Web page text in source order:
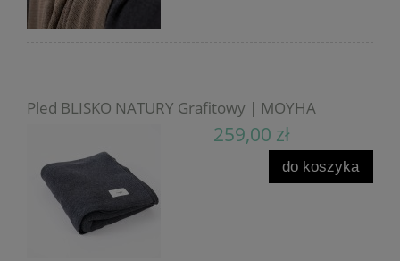
Pled BLISKO NATURY Grafitowy | MOYHA
259,00 zł
do koszyka